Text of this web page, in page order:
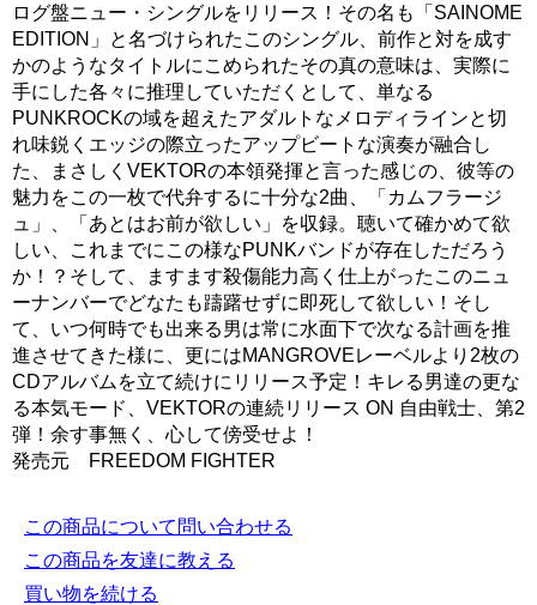
ログ盤ニュー・シングルをリリース！その名も「SAINOME
EDITION」と名づけられたこのシングル、前作と対を成す
かのようなタイトルにこめられたその真の意味は、実際に
手にした各々に推理していただくとして、単なる
PUNKROCKの域を超えたアダルトなメロディラインと切
れ味鋭くエッジの際立ったアップビートな演奏が融合し
た、まさしくVEKTORの本領発揮と言った感じの、彼等の
魅力をこの一枚で代弁するに十分な2曲、「カムフラージ
ュ」、「あとはお前が欲しい」を収録。聴いて確かめて欲
しい、これまでにこの様なPUNKバンドが存在しただろう
か！？そして、ますます殺傷能力高く仕上がったこのニュ
ーナンバーでどなたも躊躇せずに即死して欲しい！そし
て、いつ何時でも出来る男は常に水面下で次なる計画を推
進させてきた様に、更にはMANGROVEレーベルより2枚の
CDアルバムを立て続けにリリース予定！キレる男達の更な
る本気モード、VEKTORの連続リリース ON 自由戦士、第2
弾！余す事無く、心して傍受せよ！
発売元 FREEDOM FIGHTER
この商品について問い合わせる
この商品を友達に教える
買い物を続ける